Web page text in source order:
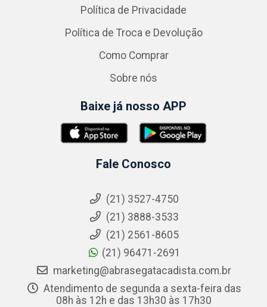
Política de Privacidade
Política de Troca e Devolução
Como Comprar
Sobre nós
Baixe já nosso APP
Fale Conosco
(21) 3527-4750
(21) 3888-3533
(21) 2561-8605
(21) 96471-2691
marketing@abrasegatacadista.com.br
Atendimento de segunda a sexta-feira das
08h às 12h e das 13h30 às 17h30